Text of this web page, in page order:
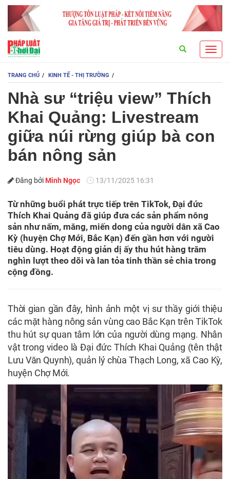
TRANG CHỦ KINH TẾ - THỊ TRƯỜNG
Nhà sư “triệu view” Thích
Khai Quảng: Livestream
giữa núi rừng giúp bà con
bán nông sản
Đăng bởi Minh Ngọc 13/11/2025 16:31
Từ những buổi phát trực tiếp trên TikTok, Đại đức
Thích Khai Quảng đã giúp đưa các sản phẩm nông
sản như nấm, măng, miến dong của người dân xã Cao
Kỳ (huyện Chợ Mới, Bắc Kạn) đến gần hơn với người
tiêu dùng. Hoạt động giản dị ấy thu hút hàng trăm
nghìn lượt theo dõi và lan tỏa tinh thần sẻ chia trong
cộng đồng.
Thời gian gần đây, hình ảnh một vị sư thầy giới thiệu
các mặt hàng nông sản vùng cao Bắc Kạn trên TikTok
thu hút sự quan tâm lớn của người dùng mạng. Nhân
vật trong video là Đại đức Thích Khai Quảng (tên thật
Lưu Văn Quynh), quản lý chùa Thạch Long, xã Cao Kỳ,
huyện Chợ Mới.